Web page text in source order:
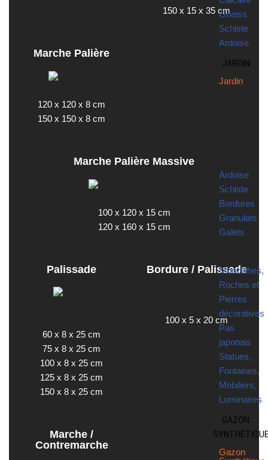
Gneiss
Schiste
Ardoise
JARDIN
Jardin
Ardoise
Schiste
Bordures
Granulats
Galets
Monolithes,
Roches et
Pierres
décoratives
Pas
japonais
Statues,
Fontaines,
Mobiliers,
Luminaires
GAZON
Gazon
150 x 15 x 35 cm
Marche Palière
120 x 120 x 8 cm
150 x 150 x 8 cm
Marche Palière Massive
100 x 120 x 15 cm
120 x 160 x 15 cm
Palissade
60 x 8 x 25 cm
75 x 8 x 25 cm
100 x 8 x 25 cm
125 x 8 x 25 cm
150 x 8 x 25 cm
Bordure / Palissade
100 x 5 x 20 cm
Marche /
Contremarche